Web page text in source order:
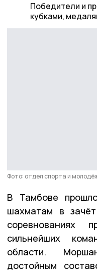
Победители и
кубками,
Фото: отдел спорта и
В Тамбове
шахматам в
соревнованиях
сильнейших
области.
достойным